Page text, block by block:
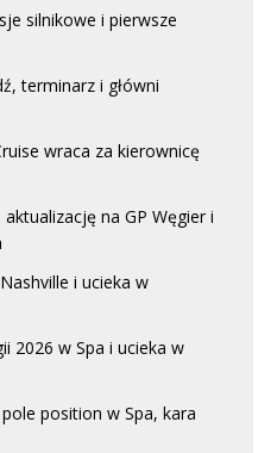
silnikowe i pierwsze
terminarz i główni
wraca za kierownicę
na GP Węgier i
i ucieka w
2026 w Spa i ucieka w
position w Spa, kara